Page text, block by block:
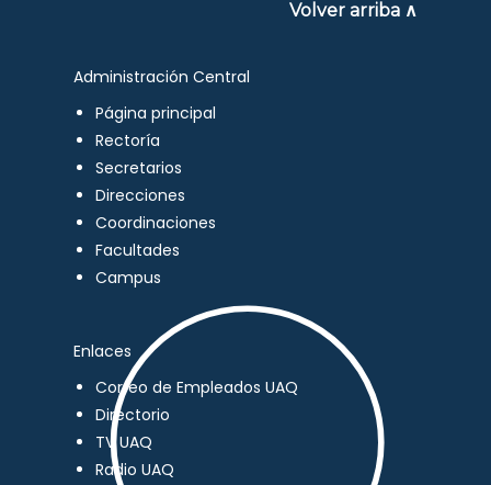
Volver arriba ∧
Administración Central
Página principal
Rectoría
Secretarios
Direcciones
Coordinaciones
Facultades
Campus
Enlaces
Correo de Empleados UAQ
Directorio
TV UAQ
Radio UAQ